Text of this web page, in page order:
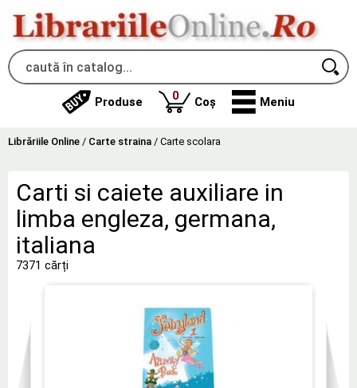
Produse 0produse
Coș Meniu
Librăriile Online / Carte straina / Carte scolara
Carti si caiete auxiliare in
limba engleza, germana,
italiana
7371 cărți